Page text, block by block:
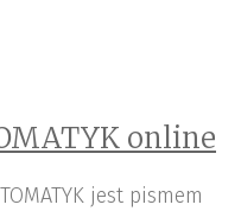
online
jest pismem